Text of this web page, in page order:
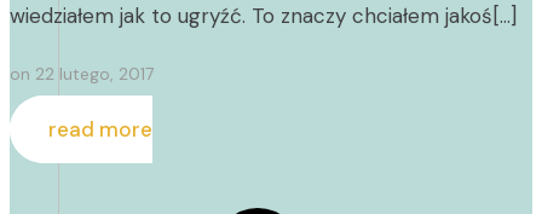
wiedziałem jak to ugryźć. To znaczy chciałem jakoś[…]
on 22 lutego, 2017
read more